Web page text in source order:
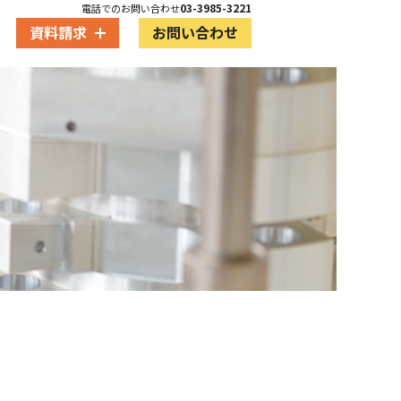
資料請求 お問い合わせ
電話でのお問い合わせ03-3985-3221